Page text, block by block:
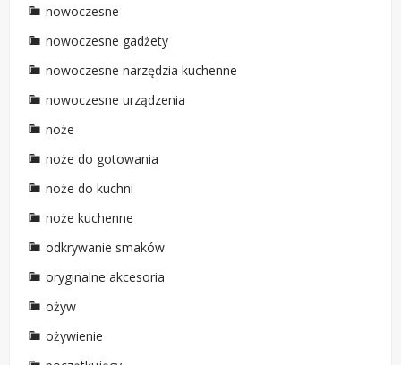
nowoczesne
nowoczesne gadżety
nowoczesne narzędzia kuchenne
nowoczesne urządzenia
noże
noże do gotowania
noże do kuchni
noże kuchenne
odkrywanie smaków
oryginalne akcesoria
ożyw
ożywienie